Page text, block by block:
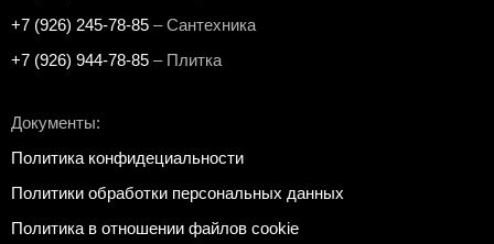
+7 (926) 245-78-85 – Сантехника
+7 (926) 944-78-85 – Плитка
Документы:
Политика конфидециальности
Политики обработки персональных данных
Политика в отношении файлов cookie